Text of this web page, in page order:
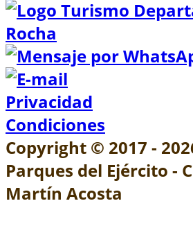
Privacidad
Condiciones
Copyright © 2017 -
Parques del Ejército -
Martín Acosta